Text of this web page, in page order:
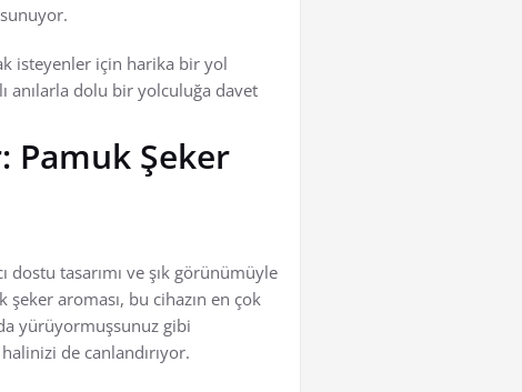
isteyenler için harika bir yol
anılarla dolu bir yolculuğa davet
Pamuk Şeker
tasarımı ve şık görünümüyle
aroması, bu cihazın en çok
yürüyormuşsunuz gibi
de canlandırıyor.